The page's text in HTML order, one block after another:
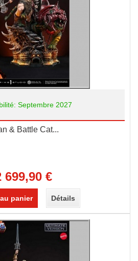
Septembre 2027
& Battle Cat...
699,90 €
panier Détails